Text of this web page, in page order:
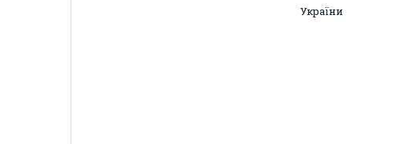
України